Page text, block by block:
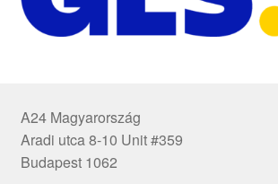
A24 Magyarország
Aradi utca 8-10 Unit #359
Budapest 1062